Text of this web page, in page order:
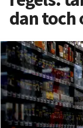
dan toch